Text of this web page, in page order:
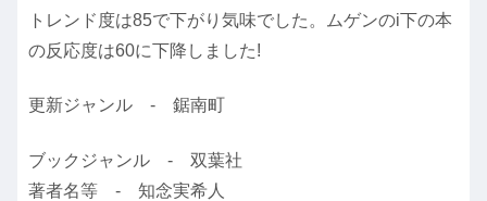
トレンド度は85で下がり気味でした。ムゲンのi下の本
の反応度は60に下降しました!
更新ジャンル - 鋸南町
ブックジャンル - 双葉社
著者名等 - 知念実希人